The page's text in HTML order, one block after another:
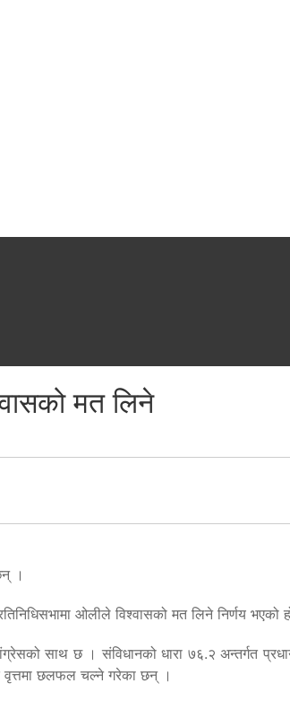
मत लिने
।
ओलीले विश्वासको मत लिने निर्णय भएको
साथ छ । संविधानको धारा ७६.२ अन्तर्गत
वृत्तमा छलफल चल्ने गरेका छन् ।